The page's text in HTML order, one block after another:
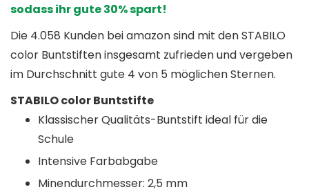
sodass ihr gute 30% spart!
Die 4.058 Kunden bei amazon sind mit den STABILO
color Buntstiften insgesamt zufrieden und vergeben
im Durchschnitt gute 4 von 5 möglichen Sternen.
STABILO color Buntstifte
Klassischer Qualitäts-Buntstift ideal für die
Schule
Intensive Farbabgabe
Minendurchmesser: 2,5 mm